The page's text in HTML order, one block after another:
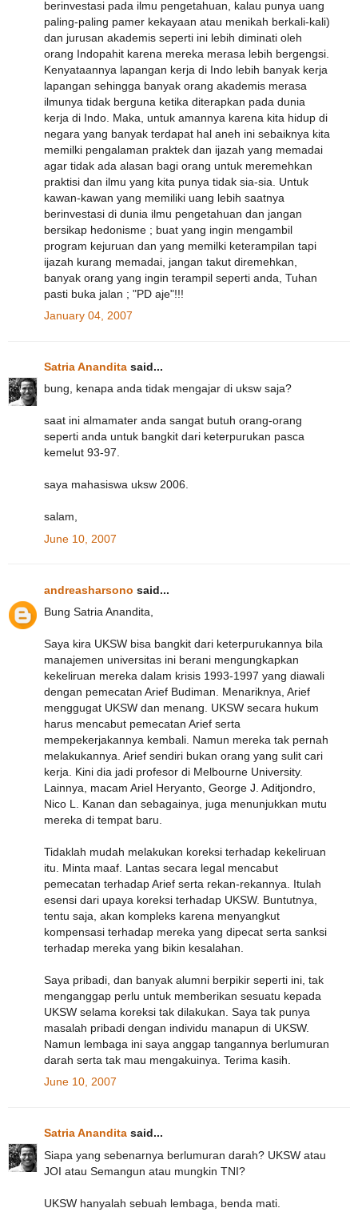
berinvestasi pada ilmu pengetahuan, kalau punya uang
paling-paling pamer kekayaan atau menikah berkali-kali)
dan jurusan akademis seperti ini lebih diminati oleh
orang Indopahit karena mereka merasa lebih bergengsi.
Kenyataannya lapangan kerja di Indo lebih banyak kerja
lapangan sehingga banyak orang akademis merasa
ilmunya tidak berguna ketika diterapkan pada dunia
kerja di Indo. Maka, untuk amannya karena kita hidup di
negara yang banyak terdapat hal aneh ini sebaiknya kita
memilki pengalaman praktek dan ijazah yang memadai
agar tidak ada alasan bagi orang untuk meremehkan
praktisi dan ilmu yang kita punya tidak sia-sia. Untuk
kawan-kawan yang memiliki uang lebih saatnya
berinvestasi di dunia ilmu pengetahuan dan jangan
bersikap hedonisme ; buat yang ingin mengambil
program kejuruan dan yang memilki keterampilan tapi
ijazah kurang memadai, jangan takut diremehkan,
banyak orang yang ingin terampil seperti anda, Tuhan
pasti buka jalan ; "PD aje"!!!
January 04, 2007
Satria Anandita said...
bung, kenapa anda tidak mengajar di uksw saja?
saat ini almamater anda sangat butuh orang-orang
seperti anda untuk bangkit dari keterpurukan pasca
kemelut 93-97.
saya mahasiswa uksw 2006.
salam,
June 10, 2007
andreasharsono said...
Bung Satria Anandita,
Saya kira UKSW bisa bangkit dari keterpurukannya bila
manajemen universitas ini berani mengungkapkan
kekeliruan mereka dalam krisis 1993-1997 yang diawali
dengan pemecatan Arief Budiman. Menariknya, Arief
menggugat UKSW dan menang. UKSW secara hukum
harus mencabut pemecatan Arief serta
mempekerjakannya kembali. Namun mereka tak pernah
melakukannya. Arief sendiri bukan orang yang sulit cari
kerja. Kini dia jadi profesor di Melbourne University.
Lainnya, macam Ariel Heryanto, George J. Aditjondro,
Nico L. Kanan dan sebagainya, juga menunjukkan mutu
mereka di tempat baru.
Tidaklah mudah melakukan koreksi terhadap kekeliruan
itu. Minta maaf. Lantas secara legal mencabut
pemecatan terhadap Arief serta rekan-rekannya. Itulah
esensi dari upaya koreksi terhadap UKSW. Buntutnya,
tentu saja, akan kompleks karena menyangkut
kompensasi terhadap mereka yang dipecat serta sanksi
terhadap mereka yang bikin kesalahan.
Saya pribadi, dan banyak alumni berpikir seperti ini, tak
menganggap perlu untuk memberikan sesuatu kepada
UKSW selama koreksi tak dilakukan. Saya tak punya
masalah pribadi dengan individu manapun di UKSW.
Namun lembaga ini saya anggap tangannya berlumuran
darah serta tak mau mengakuinya. Terima kasih.
June 10, 2007
Satria Anandita said...
Siapa yang sebenarnya berlumuran darah? UKSW atau
JOI atau Semangun atau mungkin TNI?
UKSW hanyalah sebuah lembaga, benda mati.